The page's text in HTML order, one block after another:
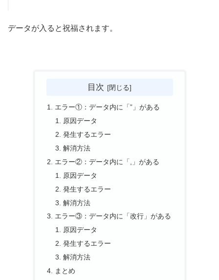
データが入ると祝福されます。
目次
エラー①：データ内に「”」がある
原因データ
発生するエラー
解消方法
エラー②：データ内に「,」がある
原因データ
発生するエラー
解消方法
エラー③：データ内に「改行」がある
原因データ
発生するエラー
解消方法
まとめ